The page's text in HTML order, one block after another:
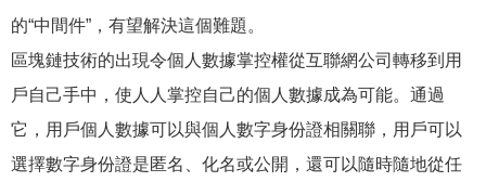
的“中間件”，有望解決這個難題。
區塊鏈技術的出現令個人數據掌控權從互聯網公司轉移到用
戶自己手中，使人人掌控自己的個人數據成為可能。通過
它，用戶個人數據可以與個人數字身份證相關聯，用戶可以
選擇數字身份證是匿名、化名或公開，還可以隨時隨地從任